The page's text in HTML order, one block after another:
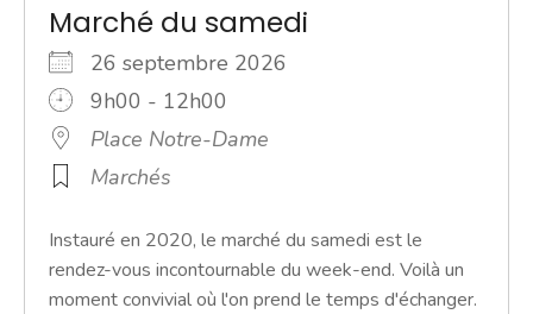
Marché du samedi
26 septembre 2026
9h00 - 12h00
Place Notre-Dame
Marchés
Instauré en 2020, le marché du samedi est le
rendez-vous incontournable du week-end. Voilà un
moment convivial où l'on prend le temps d'échanger.